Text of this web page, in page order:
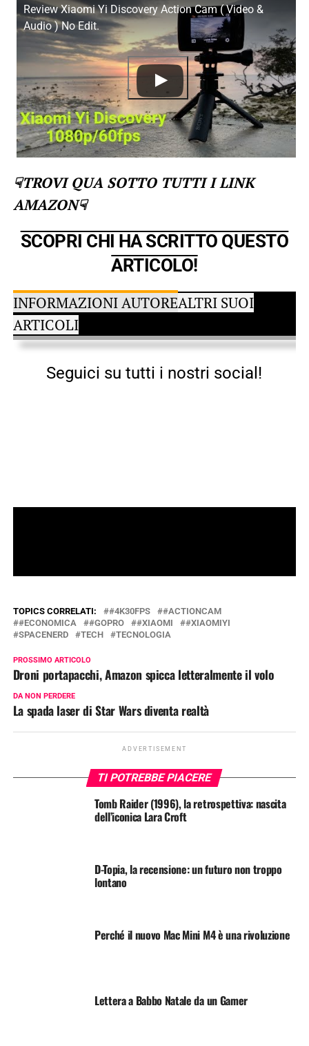
Review Xiaomi Yi Discovery Action Cam ( Video &
Audio ) No Edit.
☟TROVI QUA SOTTO TUTTI I LINK
AMAZON☟
SCOPRI CHI HA SCRITTO QUESTO
ARTICOLO!
INFORMAZIONI AUTOREALTRI SUOI
ARTICOLI
Seguici su tutti i nostri social!
TOPICS CORRELATI: #4K30FPS
#ACTIONCAM
#ECONOMICA
#GOPRO #XIAOMI
#XIAOMIYI
SPACENERD
TECH TECNOLOGIA
PROSSIMO ARTICOLO
Droni portapacchi, Amazon spicca letteralmente il volo
DA NON PERDERE
La spada laser di Star Wars diventa realtà
ADVERTISEMENT
TI POTREBBE PIACERE
Tomb Raider (1996), la retrospettiva: nascita
dell’iconica Lara Croft
D-Topia, la recensione: un futuro non troppo
lontano
Perché il nuovo Mac Mini M4 è una rivoluzione
Lettera a Babbo Natale da un Gamer